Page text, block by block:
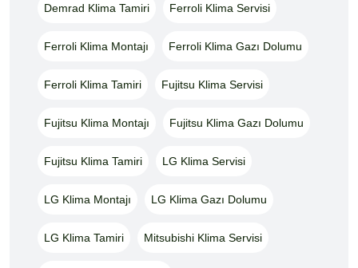
Demrad Klima Tamiri Ferroli Klima Servisi
Ferroli Klima Montajı Ferroli Klima Gazı Dolumu
Ferroli Klima Tamiri Fujitsu Klima Servisi
Fujitsu Klima Montajı Fujitsu Klima Gazı Dolumu
Fujitsu Klima Tamiri LG Klima Servisi
LG Klima Montajı LG Klima Gazı Dolumu
LG Klima Tamiri Mitsubishi Klima Servisi